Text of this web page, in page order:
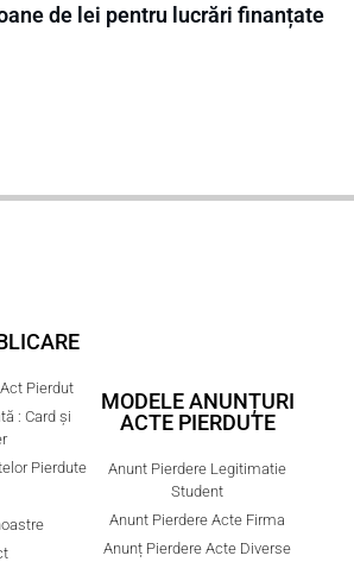
de lei pentru lucrări finanțate
Pierdut
: Card și
Pierdute
MODELE ANUNȚURI
ACTE PIERDUTE
Anunt Pierdere Legitimatie
Student
Anunt Pierdere Acte Firma
Anunț Pierdere Acte Diverse